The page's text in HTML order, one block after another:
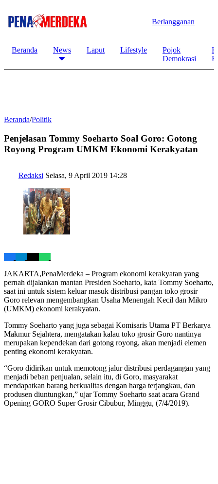
Berlangganan
Beranda News Laput Lifestyle
Pojok
Demokrasi
Beranda/Politik
Penjelasan Tommy Soeharto Soal Goro: Gotong
Royong Program UMKM Ekonomi Kerakyatan
Redaksi Selasa, 9 April 2019 14:28
JAKARTA,PenaMerdeka – Program ekonomi kerakyatan yang
pernah dijalankan mantan Presiden Soeharto, kata Tommy Soeharto,
saat ini untuk sistem keluar masuk distribusi pangan toko grosir
Goro relevan mengembangkan Usaha Menengah Kecil dan Mikro
(UMKM) ekonomi kerakyatan.
Tommy Soeharto yang juga sebagai Komisaris Utama PT Berkarya
Makmur Sejahtera, mengatakan kalau toko grosir Goro nantinya
merupakan kependekan dari gotong royong, akan menjadi elemen
penting ekonomi kerakyatan.
“Goro didirikan untuk memotong jalur distribusi perdagangan yang
menjadi beban penjualan, selain itu, di Goro, masyarakat
mendapatkan barang berkualitas dengan harga terjangkau, dan
produsen diuntungkan,” ujar Tommy Soeharto saat acara Grand
Opening GORO Super Grosir Cibubur, Minggu, (7/4/2019).